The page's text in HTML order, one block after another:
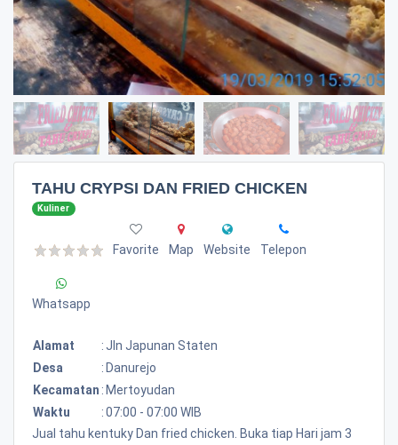
TAHU CRYPSI DAN FRIED CHICKEN
Kuliner
Favorite Map Website Telepon
Whatsapp
Alamat : Jln Japunan Staten
Desa
: Danurejo
Kecamatan : Mertoyudan
Waktu
:07:00 - 07:00 WIB
Jual tahu kentuky Dan fried chicken. Buka tiap Hari jam 3